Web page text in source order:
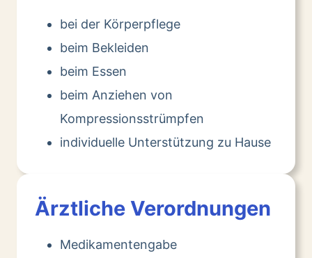
bei der Körperpflege
beim Bekleiden
beim Essen
beim Anziehen von
Kompressionsstrümpfen
individuelle Unterstützung zu Hause
Ärztliche Verordnungen
Medikamentengabe